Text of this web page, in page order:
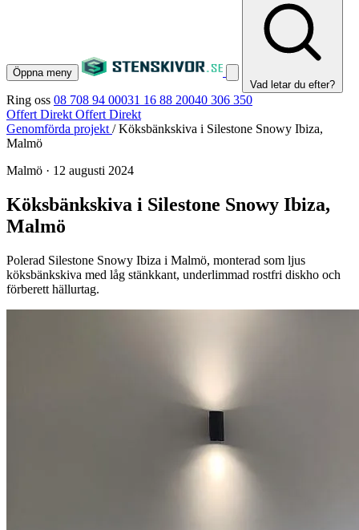
Öppna meny
Vad letar du efter?
Ring oss 08 708 94 00031 16 88 20040 306 350
Offert Direkt Offert Direkt
Genomförda projekt / Köksbänkskiva i Silestone Snowy Ibiza,
Malmö
Malmö · 12 augusti 2024
Köksbänkskiva i Silestone Snowy Ibiza,
Malmö
Polerad Silestone Snowy Ibiza i Malmö, monterad som ljus
köksbänkskiva med låg stänkkant, underlimmad rostfri diskho och
förberett hällurtag.